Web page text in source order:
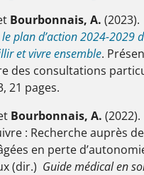
Bourbonnais, A. (2023).
plan d’action 2024-2029
et vivre ensemble.
des consultations
21 pages.
Bourbonnais, A. (2022).
: Recherche auprès
en perte
(dir.) Guide médical en